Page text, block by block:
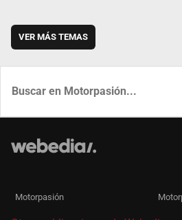
VER MÁS TEMAS
Motorpasión